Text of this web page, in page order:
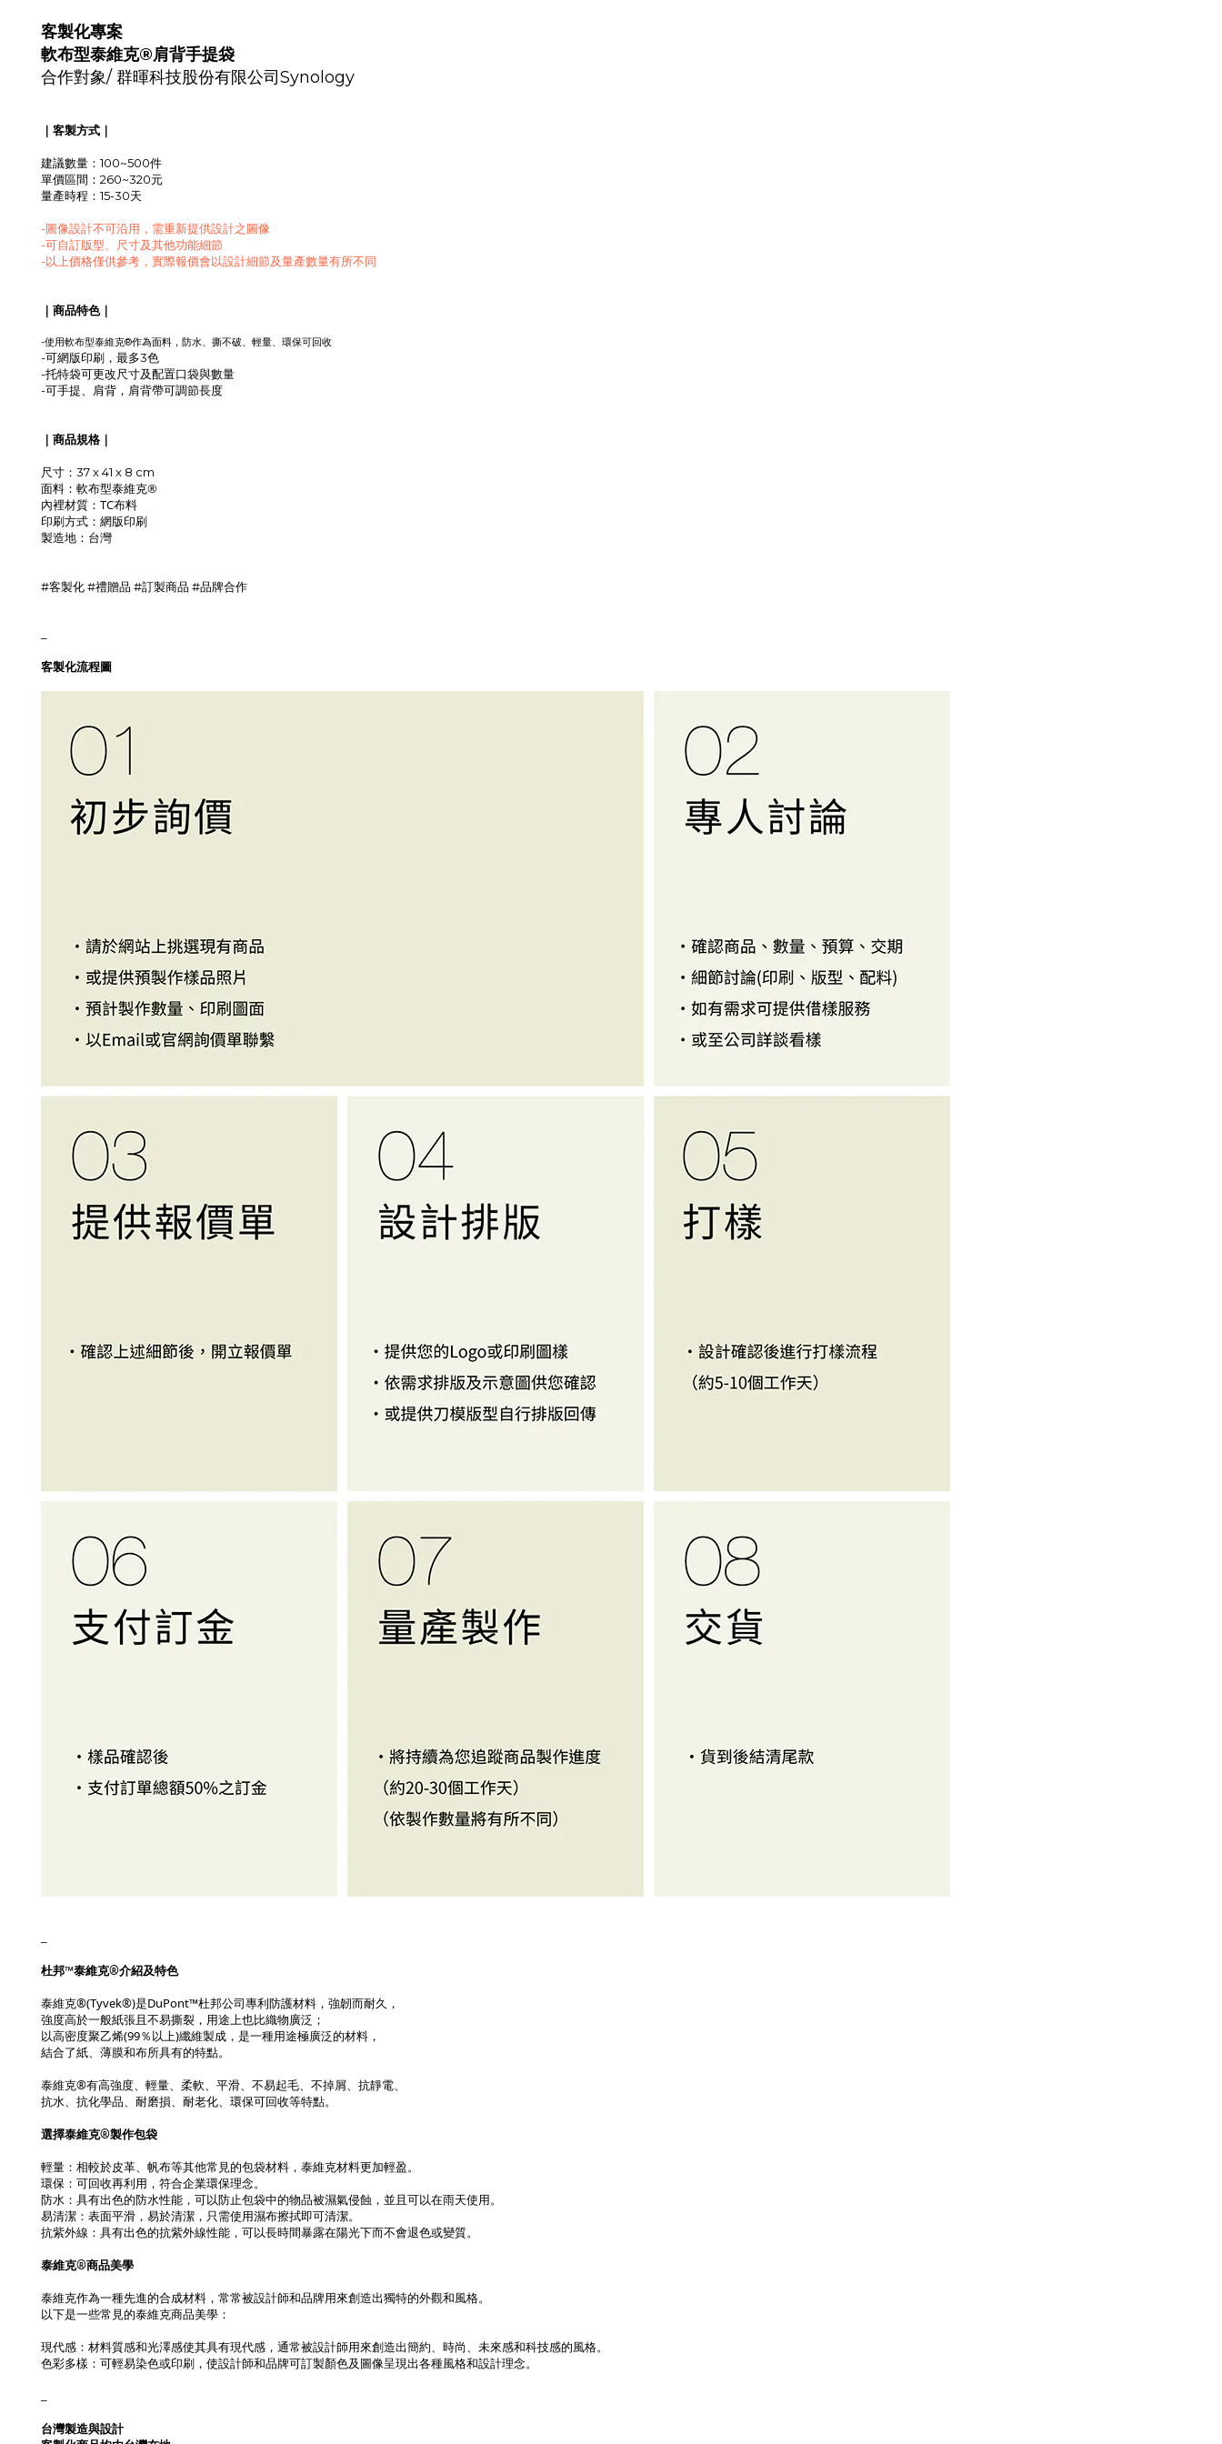
客製化專案
軟布型泰維克®肩背手提袋
合作對象/ 群暉科技股份有限公司Synology
｜客製方式｜
建議數量：100~500件
單價區間：260~320元
量產時程：15-30天
-圖像設計不可沿用，需重新提供設計之圖像
-可自訂版型、尺寸及其他功能細節
-以上價格僅供參考，實際報價會以設計細節及量產數量有所不同
｜商品特色｜
-使用軟布型泰維克®作為面料，防水、撕不破、輕量、環保可回收
-可網版印刷，最多3色
-托特袋可更改尺寸及配置口袋與數量
-可手提、肩背，肩背帶可調節長度
｜商品規格｜
尺寸：37 x 41 x 8 cm
面料： 軟布型泰維克®
內裡材質： TC布料
印刷方式： 網版印刷
製造地 ：台灣
#客製化 #禮贈品 #訂製商品 #品牌合作
客製化流程圖
杜邦™泰維克®介紹及特色
泰維克®(Tyvek®)是DuPont™杜邦公司專利防護材料，強韌而耐久，
強度高於一般紙張且不易撕裂，用途上也比織物廣泛；
以高密度聚乙烯(99％以上)纖維製成，是一種用途極廣泛的材料，
結合了紙、薄膜和布所具有的特點。
泰維克®有高強度、輕量、柔軟、平滑、不易起毛、不掉屑、抗靜電、
抗水、抗化學品、耐磨損、耐老化、環保可回收等特點。
選擇泰維克®製作包袋
輕量：相較於皮革、帆布等其他常見的包袋材料，泰維克材料更加輕盈。
環保：可回收再利用，符合企業環保理念。
防水：具有出色的防水性能，可以防止包袋中的物品被濕氣侵蝕，並且可以在雨天使用。
易清潔：表面平滑，易於清潔，只需使用濕布擦拭即可清潔。
抗紫外線：具有出色的抗紫外線性能，可以長時間暴露在陽光下而不會退色或變質。
泰維克®商品美學
泰維克作為一種先進的合成材料，常常被設計師和品牌用來創造出獨特的外觀和風格。
以下是一些常見的泰維克商品美學：
現代感：材料質感和光澤感使其具有現代感，通常被設計師用來創造出簡約、時尚、未來感和科技感的風格。
色彩多樣：可輕易染色或印刷，使設計師和品牌可訂製顏色及圖像呈現出各種風格和設計理念。
台灣製造與設計